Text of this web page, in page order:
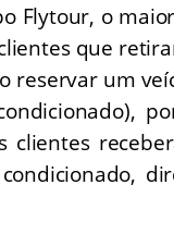
Flytour, o
que
reservar um
clientes